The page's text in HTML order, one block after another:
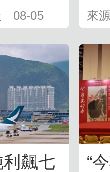
08-05 來
飆七
“